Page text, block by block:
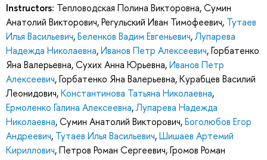
Instructors: Тепловодская Полина Викторовна,Сумин
Анатолий Викторович,Регульский Иван Тимофеевич, Тутаев
Илья Васильевич,Беленков Вадим Евгеньевич,Лупарева
Надежда Николаевна,Иванов Петр Алексеевич,Горбатенко
Яна Валерьевна,Сухих Анна Юрьевна,Иванов Петр
Алексеевич,Горбатенко Яна Валерьевна,Курабцев Василий
Леонидович,Константинова Татьяна Николаевна,
Ермоленко Галина Алексеевна,Лупарева Надежда
Николаевна,Сумин Анатолий Викторович,Боголюбов Егор
Андреевич, Тутаев Илья Васильевич,Шишаев Артемий
Кириллович,Петров Роман Сергеевич,Громов Роман